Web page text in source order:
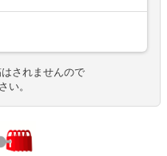
されませんので
い。